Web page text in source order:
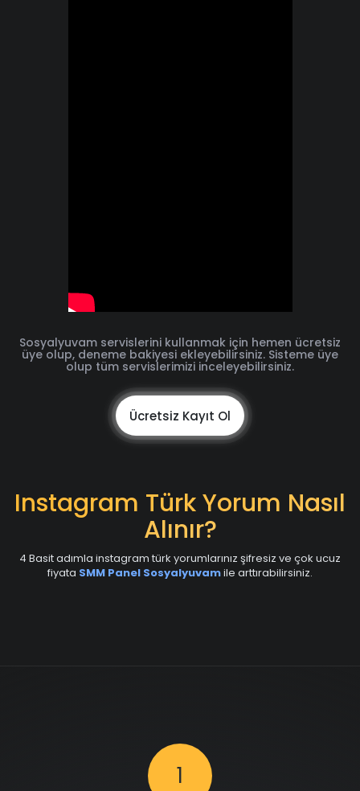
Sosyalyuvam servislerini kullanmak için hemen ücretsiz
üye olup, deneme bakiyesi ekleyebilirsiniz. Sisteme üye
olup tüm servislerimizi inceleyebilirsiniz.
Ücretsiz Kayıt Ol
Instagram Türk Yorum Nasıl
Alınır?
4 Basit adımla instagram türk yorumlarınız şifresiz ve çok ucuz
fiyata SMM Panel Sosyalyuvamile arttırabilirsiniz.
1